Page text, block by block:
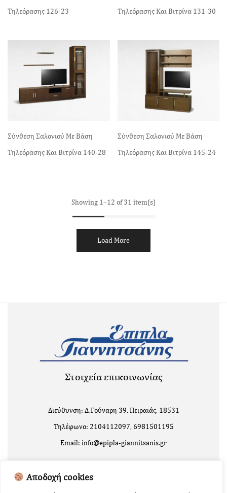
Αποδοχή cookies
Τηλεόρασης 126-23
Τηλεόρασης Και Βιτρίνα 131-30
Σύνθεση Σαλονιού Με Βάση
Τηλεόρασης Και Βιτρίνα 140-28
Σύνθεση Σαλονιού Με Βάση
Τηλεόρασης Και Βιτρίνα 145-24
Showing 1–12 of 31 item(s)
Load More
Στοιχεία επικοινωνίας
Διεύθυνση: Δ.Γούναρη 39, Πειραιάς, 18531
Τηλέφωνο: 2104112097, 6981501195
Email: info@epipla-giannitsanis.gr